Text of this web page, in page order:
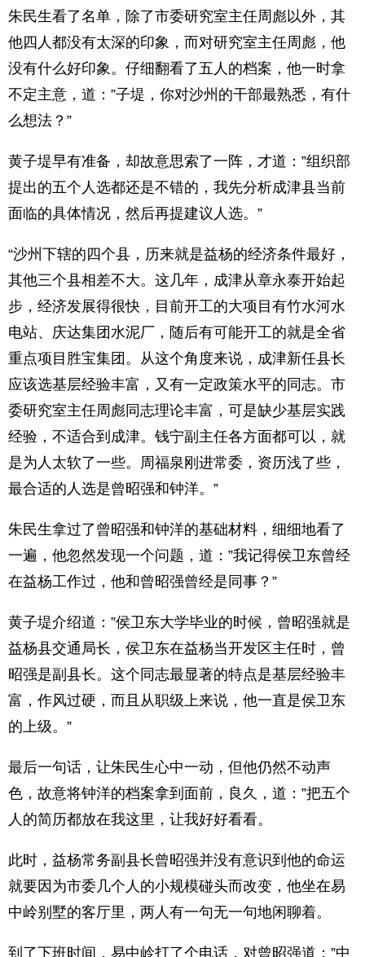
朱民生看了名单，除了市委研究室主任周彪以外，其
他四人都没有太深的印象，而对研究室主任周彪，他
没有什么好印象。仔细翻看了五人的档案，他一时拿
不定主意，道：”子堤，你对沙州的干部最熟悉，有什
么想法？”
黄子堤早有准备，却故意思索了一阵，才道：”组织部
提出的五个人选都还是不错的，我先分析成津县当前
面临的具体情况，然后再提建议人选。”
“沙州下辖的四个县，历来就是益杨的经济条件最好，
其他三个县相差不大。这几年，成津从章永泰开始起
步，经济发展得很快，目前开工的大项目有竹水河水
电站、庆达集团水泥厂，随后有可能开工的就是全省
重点项目胜宝集团。从这个角度来说，成津新任县长
应该选基层经验丰富，又有一定政策水平的同志。市
委研究室主任周彪同志理论丰富，可是缺少基层实践
经验，不适合到成津。钱宁副主任各方面都可以，就
是为人太软了一些。周福泉刚进常委，资历浅了些，
最合适的人选是曾昭强和钟洋。”
朱民生拿过了曾昭强和钟洋的基础材料，细细地看了
一遍，他忽然发现一个问题，道：”我记得侯卫东曾经
在益杨工作过，他和曾昭强曾经是同事？”
黄子堤介绍道：”侯卫东大学毕业的时候，曾昭强就是
益杨县交通局长，侯卫东在益杨当开发区主任时，曾
昭强是副县长。这个同志最显著的特点是基层经验丰
富，作风过硬，而且从职级上来说，他一直是侯卫东
的上级。”
最后一句话，让朱民生心中一动，但他仍然不动声
色，故意将钟洋的档案拿到面前，良久，道：”把五个
人的简历都放在我这里，让我好好看看。
此时，益杨常务副县长曾昭强并没有意识到他的命运
就要因为市委几个人的小规模碰头而改变，他坐在易
中岭别墅的客厅里，两人有一句无一句地闲聊着。
到了下班时间，易中岭打了个电话，对曾昭强道：”中